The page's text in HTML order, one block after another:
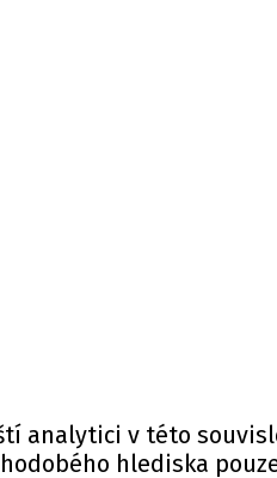
analytici v této
hlediska